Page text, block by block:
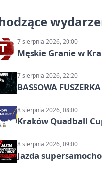
7 sierpnia 2026, 20:00
Męskie Granie w
7 sierpnia 2026, 22:20
BASSOWA
8 sierpnia 2026, 08:00
Kraków Quadball
8 sierpnia 2026, 09:00
Jazda